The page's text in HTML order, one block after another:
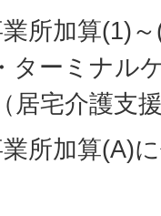
所加算(1)～
ターミナル
居宅介護支
所加算(A)